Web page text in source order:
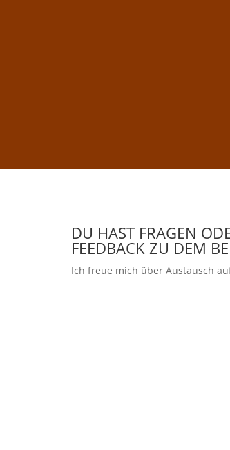
DU HAST FRAGEN
FEEDBACK ZU DEM
Ich freue mich über Austausch